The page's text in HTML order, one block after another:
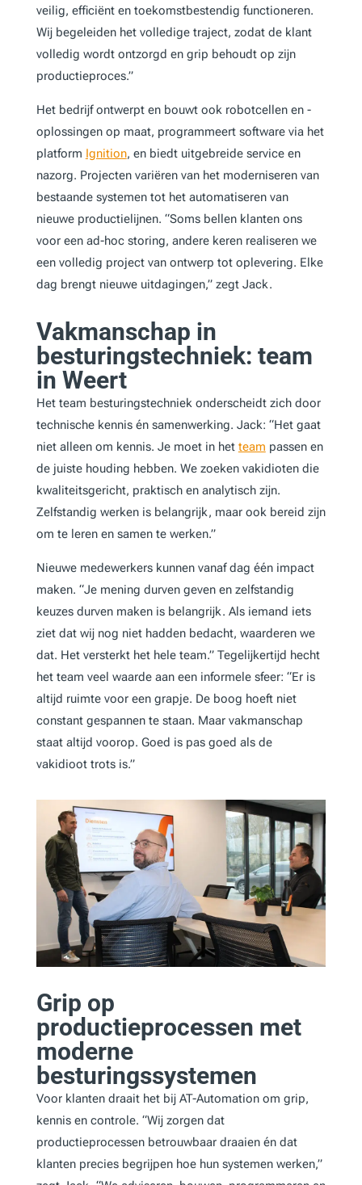
veilig, efficiënt en toekomstbestendig functioneren.
Wij begeleiden het volledige traject, zodat de klant
volledig wordt ontzorgd en grip behoudt op zijn
productieproces.”
Het bedrijf ontwerpt en bouwt ook robotcellen en -
oplossingen op maat, programmeert software via het
platform Ignition, en biedt uitgebreide service en
nazorg. Projecten variëren van het moderniseren van
bestaande systemen tot het automatiseren van
nieuwe productielijnen. “Soms bellen klanten ons
voor een ad-hoc storing, andere keren realiseren we
een volledig project van ontwerp tot oplevering. Elke
dag brengt nieuwe uitdagingen,” zegt Jack.
Vakmanschap in
besturingstechniek: team
in Weert
Het team besturingstechniek onderscheidt zich door
technische kennis én samenwerking. Jack: “Het gaat
niet alleen om kennis. Je moet in het team passen en
de juiste houding hebben. We zoeken vakidioten die
kwaliteitsgericht, praktisch en analytisch zijn.
Zelfstandig werken is belangrijk, maar ook bereid zijn
om te leren en samen te werken.”
Nieuwe medewerkers kunnen vanaf dag één impact
maken. “Je mening durven geven en zelfstandig
keuzes durven maken is belangrijk. Als iemand iets
ziet dat wij nog niet hadden bedacht, waarderen we
dat. Het versterkt het hele team.” Tegelijkertijd hecht
het team veel waarde aan een informele sfeer: “Er is
altijd ruimte voor een grapje. De boog hoeft niet
constant gespannen te staan. Maar vakmanschap
staat altijd voorop. Goed is pas goed als de
vakidioot trots is.”
Grip op
productieprocessen met
moderne
besturingssystemen
Voor klanten draait het bij AT-Automation om grip,
kennis en controle. “Wij zorgen dat
productieprocessen betrouwbaar draaien én dat
klanten precies begrijpen hoe hun systemen werken,”